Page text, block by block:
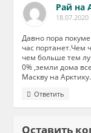
Рай на
18.07.2020
Давно пора
час портанет.Чем
чем больше тем
0% ,земли дома
Маскву на Арктику.
Ответить
Оставить